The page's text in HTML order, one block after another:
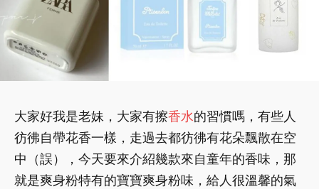
大家好我是老妹，大家有擦香水的習慣嗎，有些人
彷彿自帶花香一樣，走過去都彷彿有花朵飄散在空
中（誤），今天要來介紹幾款來自童年的香味，那
就是爽身粉特有的寶寶爽身粉味，給人很溫馨的氣